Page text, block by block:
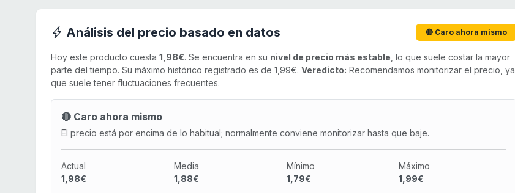
Análisis del precio basado en datos 🔴 Caro ahora mismo
Hoy este producto cuesta 1,98€. Se encuentra en su nivel de precio más estable , lo que suele costar la mayor
parte del tiempo. Su máximo histórico registrado es de 1,99€. Veredicto: Recomendamos monitorizar el precio, ya
que suele tener fluctuaciones frecuentes.
🔴 Caro ahora mismo
El precio está por encima de lo habitual; normalmente conviene monitorizar hasta que baje.
Actual
1,98€
Media
1,88€
Mínimo
1,79€
Máximo
1,99€